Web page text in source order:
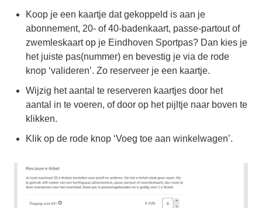
Koop je een kaartje dat gekoppeld is aan je
abonnement, 20- of 40-badenkaart, passe-partout of
zwemleskaart op je Eindhoven Sportpas? Dan kies je
het juiste pas(nummer) en bevestig je via de rode
knop ‘valideren’. Zo reserveer je een kaartje.
Wijzig het aantal te reserveren kaartjes door het
aantal in te voeren, of door op het pijltje naar boven te
klikken.
Klik op de rode knop ‘Voeg toe aan winkelwagen’.